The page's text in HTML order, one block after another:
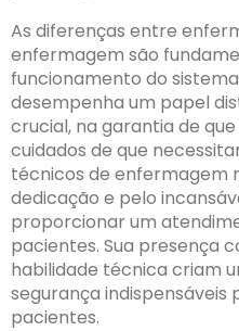
As diferenças entre
enfermagem são
funcionamento do
desempenha um papel
crucial, na garantia de
cuidados de que
técnicos de enfermagem
dedicação e pelo
proporcionar um
pacientes. Sua presença
habilidade técnica criam
segurança
pacientes.